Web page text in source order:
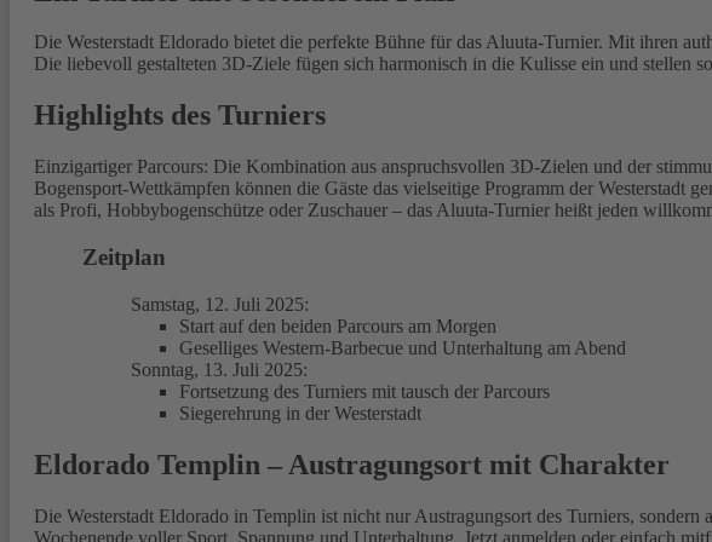
Die Westerstadt Eldorado bietet die perfekte Bühne für das Aluuta-Turnier. Mit ihren
Die liebevoll gestalteten 3D-Ziele fügen sich harmonisch in die Kulisse ein und stellen
Highlights des Turniers
Einzigartiger Parcours: Die Kombination aus anspruchsvollen 3D-Zielen und der
Bogensport-Wettkämpfen können die Gäste das vielseitige Programm der
als Profi, Hobbybogenschütze oder Zuschauer – das Aluuta-Turnier heißt jeden
Zeitplan
Samstag, 12. Juli 2025:
Start auf den beiden Parcours am Morgen
Geselliges Western-Barbecue und Unterhaltung am Abend
Sonntag, 13. Juli 2025:
Fortsetzung des Turniers mit tausch der Parcours
Siegerehrung in der Westerstadt
Eldorado Templin – Austragungsort mit Charakter
Die Westerstadt Eldorado in Templin ist nicht nur Austragungsort des Turniers,
Wochenende voller Sport, Spannung und Unterhaltung. Jetzt anmelden oder einfach